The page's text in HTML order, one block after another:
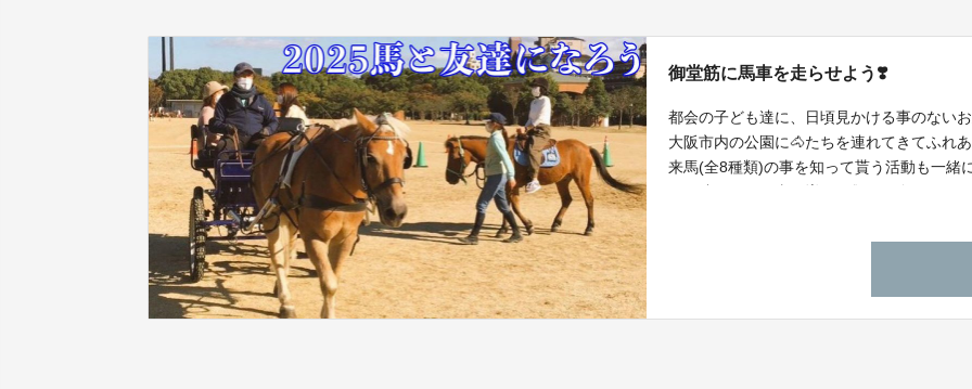
御堂筋に馬車を走らせよう❣️
都会の子ども達に、日頃見かける事のない
大阪市内の公園に🐴たちを連れてきてふれ
来馬(全8種類)の事を知って貰う活動も一緒